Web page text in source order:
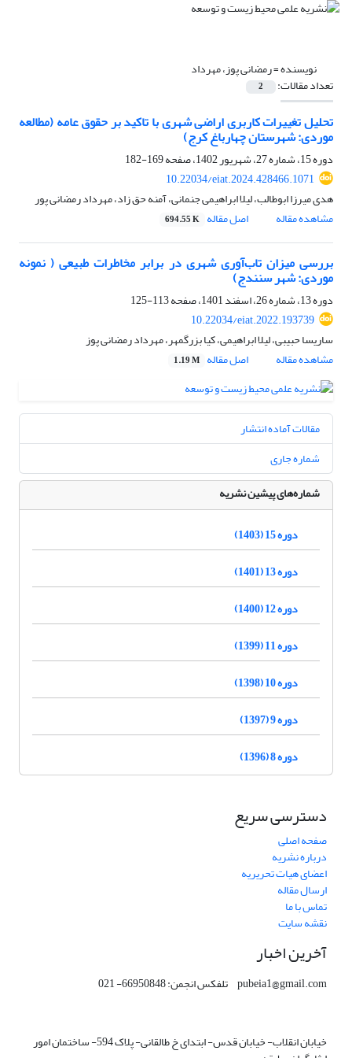
نویسنده =رمضانی پوز، مهرداد
تعداد مقالات: 2
تحلیل تغییرات کاربری اراضی شهری با تاکید بر حقوق عامه (مطالعه
موردی:‌ شهرستان چهارباغ کرج)
دوره 15، شماره 27، شهریور 1402، صفحه
169-182
10.22034/eiat.2024.428466.1071
هدی میرزا ابوطالب، لیلا ابراهیمی جنمانی، آمنه حق زاد، مهرداد رمضانی پور
مشاهده مقاله
اصل مقاله 694.55 K
بررسی میزان تاب‌آوری شهری در برابر مخاطرات طبیعی ( نمونه
موردی: شهر سنندج)
دوره 13، شماره 26، اسفند 1401، صفحه
113-125
10.22034/eiat.2022.193739
ساریسا حبیبی، لیلا ابراهیمی، کیا بزرگمهر، مهرداد رمضانی پوز
مشاهده مقاله
اصل مقاله 1.19 M
مقالات آماده انتشار
شماره جاری
شماره‌های پیشین نشریه
دوره 15 (1403)
دوره 13 (1401)
دوره 12 (1400)
دوره 11 (1399)
دوره 10 (1398)
دوره 9 (1397)
دوره 8 (1396)
دسترسی سریع
صفحه اصلی
درباره نشریه
اعضای هیات تحریریه
ارسال مقاله
تماس با ما
نقشه سایت
آخرین اخبار
pubeia1@gmail.com تلفکس انجمن: 66950848- 021
خیابان انقلاب- خیابان قدس- ابتدای خ طالقانی- پلاک 594- ساختمان امور